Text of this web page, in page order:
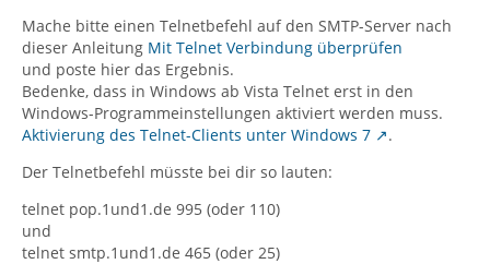
Mache bitte einen Telnetbefehl auf den SMTP-Server nach
dieser Anleitung Mit Telnet Verbindung überprüfen
und poste hier das Ergebnis.
Bedenke, dass in Windows ab Vista Telnet erst in den
Windows-Programmeinstellungen aktiviert werden muss.
Aktivierung des Telnet-Clients unter Windows 7
.
Der Telnetbefehl müsste bei dir so lauten:
telnet pop.1und1.de 995 (oder 110)
und
telnet smtp.1und1.de 465 (oder 25)